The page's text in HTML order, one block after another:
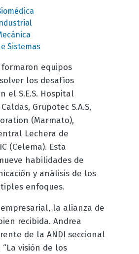
Sistemas
equipos
los desafíos
el S.E.S. Hospital
Grupotec S.A.S,
(Marmato),
Lechera de
(Celema). Esta
habilidades de
y análisis de los
enfoques.
la alianza de
recibida. Andrea
de la ANDI seccional
visión de los